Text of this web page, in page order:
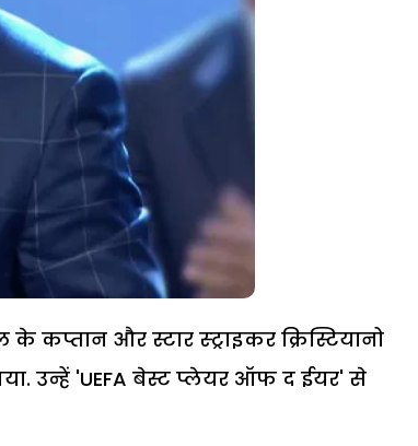
कप्तान और स्टार स्ट्राइकर क्रिस्टियानो
उन्हें 'UEFA बेस्ट प्लेयर ऑफ द ईयर' से